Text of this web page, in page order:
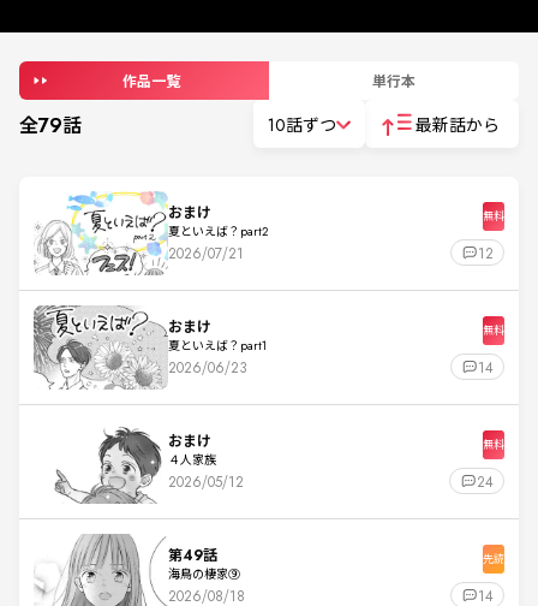
作品一覧 単行本
全79話 10話ずつ 最新話から
おまけ
夏といえば？part2
無料
2026/07/21 12
おまけ
夏といえば？part1
無料
2026/06/23 14
おまけ
４人家族
無料
2026/05/12 24
第49話
海鳥の棲家⑨
先読
2026/08/18 14